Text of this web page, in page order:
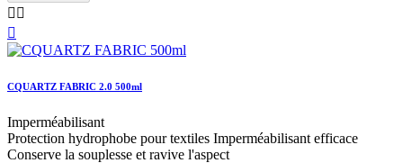
 

CQUARTZ FABRIC 2.0 500ml
Imperméabilisant
Protection hydrophobe pour textiles Imperméabilisant efficace
Conserve la souplesse et ravive l'aspect